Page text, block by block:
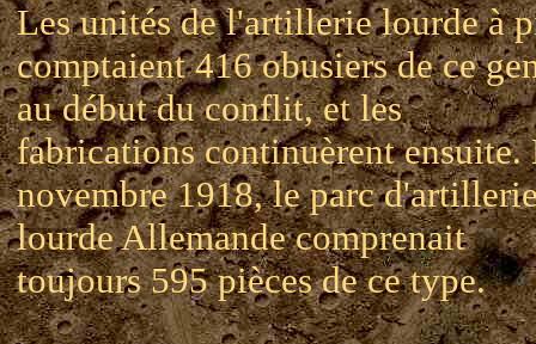
Les unités de l'artillerie lourde à
comptaient 416 obusiers de ce
au début du conflit, et les
fabrications continuèrent ensuite.
novembre 1918, le parc
lourde Allemande comprenait
toujours 595 pièces de ce type.